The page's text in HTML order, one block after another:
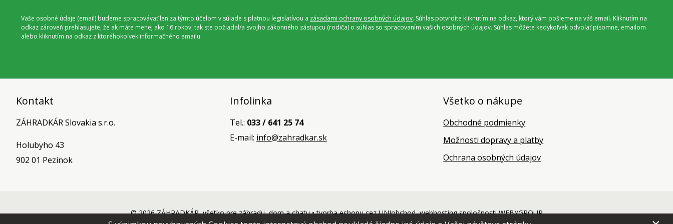
Vaše osobné údaje (email) budeme spracovávať len za týmto účelom v súlade s platnou legislatívou a zásadami ochrany osobných údajov. Súhlas potvrdíte kliknutím na odkaz, ktorý vám pošleme na váš email. Kliknutím na
odkaz zároveň prehlasujete, že ak máte menej ako 16 rokov, tak ste požiadal/a svojho zákonného zástupcu (rodiča) o súhlas so spracovaním vašich osobných údajov. Súhlas môžete kedykoľvek odvolať písomne, emailom
alebo kliknutím na odkaz z ktoréhokoľvek informačného emailu.
Kontakt
ZÁHRADKÁR Slovakia s.r.o.
Holubyho 43
902 01 Pezinok
Infolinka
Tel.: 033 / 641 25 74
E-mail: info@zahradkar.sk
Všetko o nákupe
Obchodné podmienky
Možnosti dopravy a platby
Ochrana osobných údajov
© 2026 ZÁHRADKÁR, všetko pre záhradu, dom a chatu •tvorba eshopu cez UNIobchod,webhostingspoločnostiWEBYGROUP